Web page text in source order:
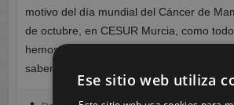
motivo del día mundial del Cáncer de
de octubre, en CESUR Murcia, como
hemos querido sumarnos a esa
sabemos hacer, divulgando nuestros…
Ese sitio web utiliza